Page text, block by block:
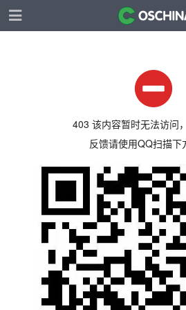
403 该内容暂时无法访问
反馈请使用QQ扫描下